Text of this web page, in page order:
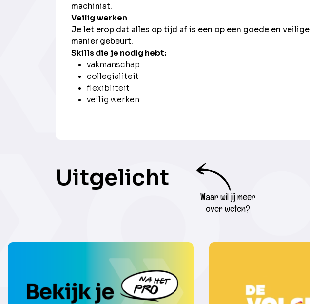
machinist.
Veilig werken
Je let erop dat alles op tijd af is een op een goede en veilige
manier gebeurt.
Skills die je nodig hebt:
vakmanschap
collegialiteit
flexibliteit
veilig werken
Uitgelicht
Waar wil jij meer
over weten?